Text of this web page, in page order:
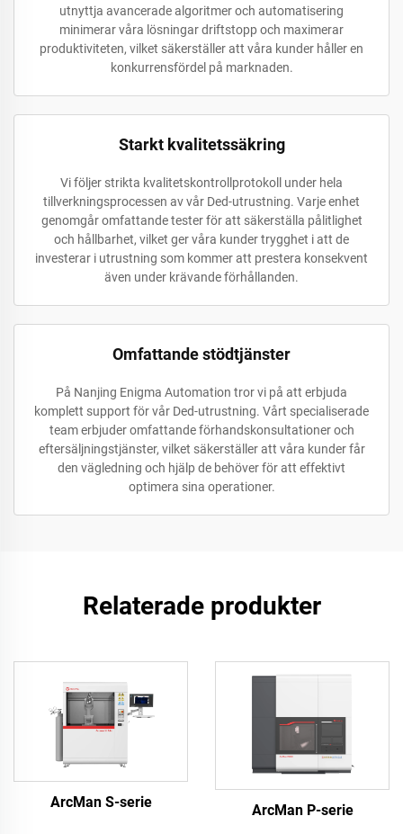
utnyttja avancerade algoritmer och automatisering
minimerar våra lösningar driftstopp och maximerar
produktiviteten, vilket säkerställer att våra kunder håller en
konkurrensfördel på marknaden.
Starkt kvalitetssäkring
Vi följer strikta kvalitetskontrollprotokoll under hela
tillverkningsprocessen av vår Ded-utrustning. Varje enhet
genomgår omfattande tester för att säkerställa pålitlighet
och hållbarhet, vilket ger våra kunder trygghet i att de
investerar i utrustning som kommer att prestera konsekvent
även under krävande förhållanden.
Omfattande stödtjänster
På Nanjing Enigma Automation tror vi på att erbjuda
komplett support för vår Ded-utrustning. Vårt specialiserade
team erbjuder omfattande förhandskonsultationer och
eftersäljningstjänster, vilket säkerställer att våra kunder får
den vägledning och hjälp de behöver för att effektivt
optimera sina operationer.
Relaterade produkter
ArcMan S-serie ArcMan P-serie